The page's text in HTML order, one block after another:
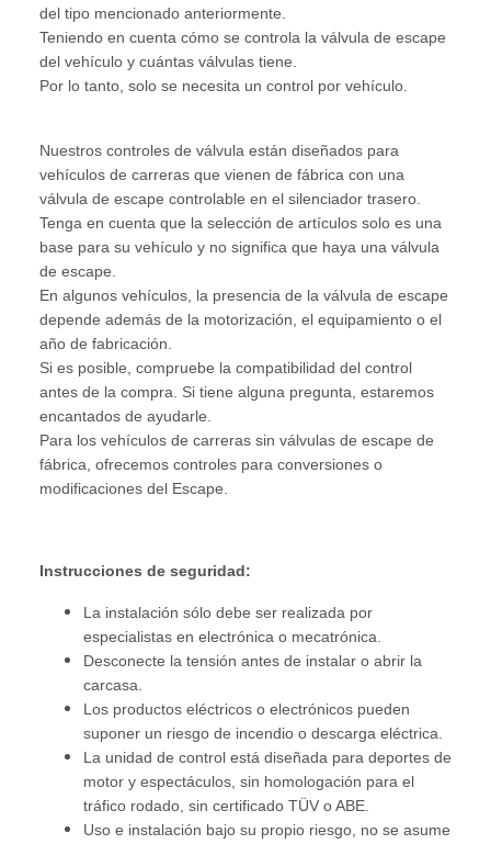
del tipo mencionado anteriormente.
Teniendo en cuenta cómo se controla la válvula de escape
del vehículo y cuántas válvulas tiene.
Por lo tanto, solo se necesita un control por vehículo.
Nuestros controles de válvula están diseñados para
vehículos de carreras que vienen de fábrica con una
válvula de escape controlable en el silenciador trasero.
Tenga en cuenta que la selección de artículos solo es una
base para su vehículo y no significa que haya una válvula
de escape.
En algunos vehículos, la presencia de la válvula de escape
depende además de la motorización, el equipamiento o el
año de fabricación.
Si es posible, compruebe la compatibilidad del control
antes de la compra. Si tiene alguna pregunta, estaremos
encantados de ayudarle.
Para los vehículos de carreras sin válvulas de escape de
fábrica, ofrecemos controles para conversiones o
modificaciones del Escape.
Instrucciones de seguridad:
La instalación sólo debe ser realizada por
especialistas en electrónica o mecatrónica.
Desconecte la tensión antes de instalar o abrir la
carcasa.
Los productos eléctricos o electrónicos pueden
suponer un riesgo de incendio o descarga eléctrica.
La unidad de control está diseñada para deportes de
motor y espectáculos, sin homologación para el
tráfico rodado, sin certificado TÜV o ABE.
Uso e instalación bajo su propio riesgo, no se asume